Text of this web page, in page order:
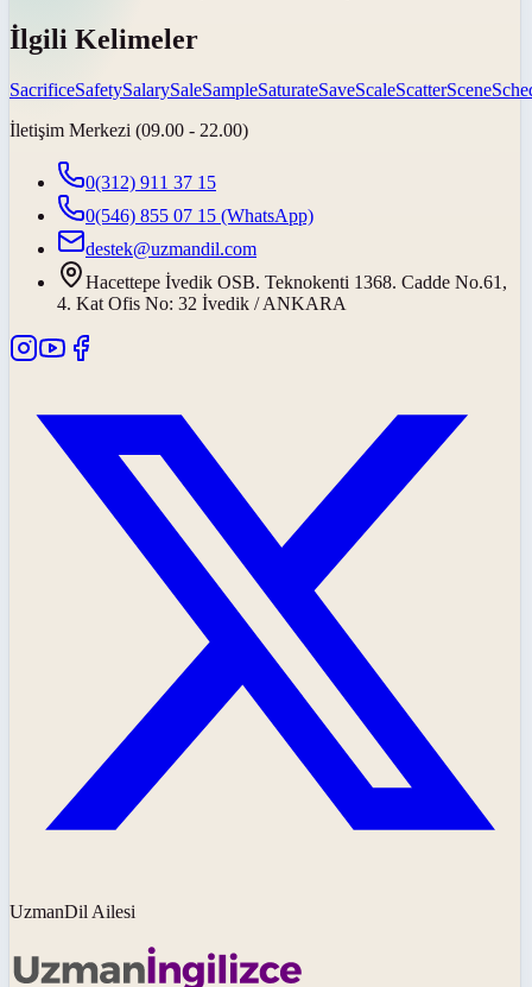
İlgili Kelimeler
SacrificeSafetySalarySaleSampleSaturateSaveScaleScatterScene
İletişim Merkezi (09.00 - 22.00)
0(312) 911 37 15
0(546) 855 07 15 (WhatsApp)
destek@uzmandil.com
Hacettepe İvedik OSB. Teknokenti 1368. Cadde No.61,
4. Kat Ofis No: 32 İvedik / ANKARA
UzmanDil Ailesi